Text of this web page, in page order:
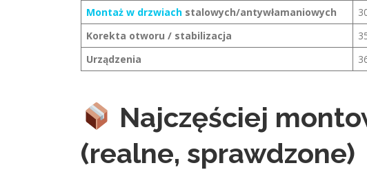
Montaż w drzwiach stalowych/antywłamaniowych
Korekta otworu / stabilizacja
Urządzenia
Najczęściej
(realne, sprawdzone)